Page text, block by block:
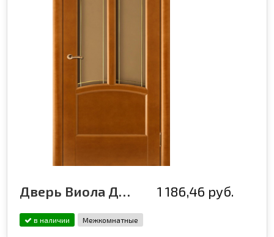
Дверь Виола ДО, медовый орех 1 186,46 руб.
в наличии Межкомнатные